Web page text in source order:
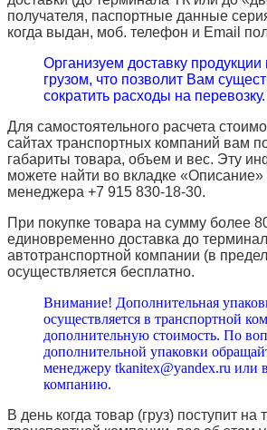
получателя, паспортные данные
когда выдан, моб. телефон и Email
Организуем доставку
грузом, что позволит Вам
сократить расходы на перевозку.
Для самостоятельного расчета
сайтах транспортных компаний вам
габариты товара, объем и вес. Эту
можете найти во вкладке «Описание»
менеджера +7 915 830-18-30.
При покупке товара на сумму более
единовременно доставка до
автотранспортной компании (в
осуществляется бесплатно.
Внимание! Дополнительная
осуществляется в транспортной
дополнительную стоимость. По
дополнительной упаковки
менеджеру tkanitex@yandex.ru или
компанию.
В день когда товар (груз) поступит на